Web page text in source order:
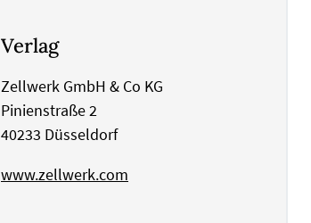
Verlag
Zellwerk GmbH & Co KG
Pinienstraße 2
40233 Düsseldorf
www.zellwerk.com